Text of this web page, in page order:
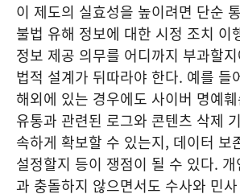
이 제도의 실효성을 높이려면 단순
불법 유해 정보에 대한 시정 조치 이
정보 제공 의무를 어디까지 부과할
법적 설계가 뒤따라야 한다. 예를 들
해외에 있는 경우에도 사이버 명예
유통과 관련된 로그와 콘텐츠 삭제
속하게 확보할 수 있는지, 데이터 보
설정할지 등이 쟁점이 될 수 있다.
과 충돌하지 않으면서도 수사와 민